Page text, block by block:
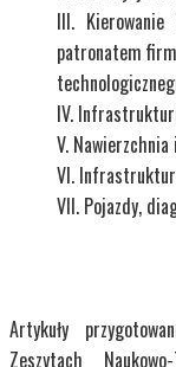
patronatem
Pojazdy,
Artykuły
Zeszytach